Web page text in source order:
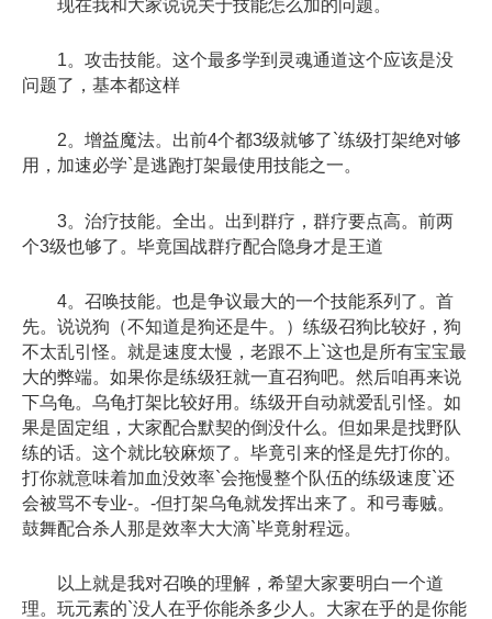
现在我和大家说说关于技能怎么加的问题。
1。攻击技能。这个最多学到灵魂通道这个应该是没
问题了，基本都这样
2。增益魔法。出前4个都3级就够了`练级打架绝对够
用，加速必学`是逃跑打架最使用技能之一。
3。治疗技能。全出。出到群疗，群疗要点高。前两
个3级也够了。毕竟国战群疗配合隐身才是王道
4。召唤技能。也是争议最大的一个技能系列了。首
先。说说狗（不知道是狗还是牛。）练级召狗比较好，狗
不太乱引怪。就是速度太慢，老跟不上`这也是所有宝宝最
大的弊端。如果你是练级狂就一直召狗吧。然后咱再来说
下乌龟。乌龟打架比较好用。练级开自动就爱乱引怪。如
果是固定组，大家配合默契的倒没什么。但如果是找野队
练的话。这个就比较麻烦了。毕竟引来的怪是先打你的。
打你就意味着加血没效率`会拖慢整个队伍的练级速度`还
会被骂不专业-。-但打架乌龟就发挥出来了。和弓毒贼。
鼓舞配合杀人那是效率大大滴`毕竟射程远。
以上就是我对召唤的理解，希望大家要明白一个道
理。玩元素的`没人在乎你能杀多少人。大家在乎的是你能